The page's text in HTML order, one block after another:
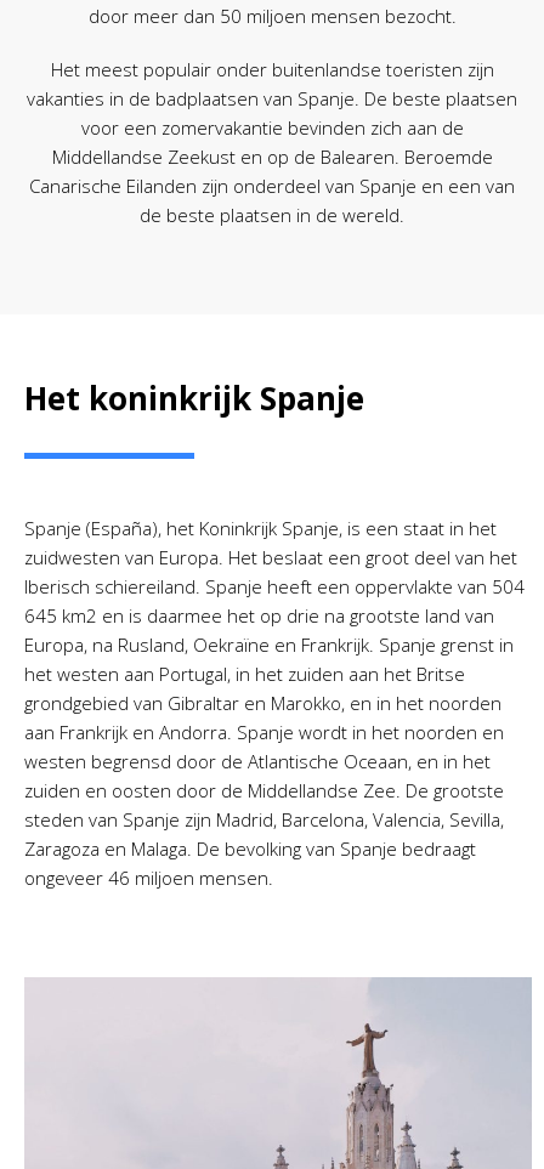
door meer dan 50 miljoen mensen bezocht.
Het meest populair onder buitenlandse toeristen zijn
vakanties in de badplaatsen van Spanje. De beste plaatsen
voor een zomervakantie bevinden zich aan de
Middellandse Zeekust en op de Balearen. Beroemde
Canarische Eilanden zijn onderdeel van Spanje en een van
de beste plaatsen in de wereld.
Het koninkrijk Spanje
Spanje (España), het Koninkrijk Spanje, is een staat in het
zuidwesten van Europa. Het beslaat een groot deel van het
Iberisch schiereiland. Spanje heeft een oppervlakte van 504
645 km2 en is daarmee het op drie na grootste land van
Europa, na Rusland, Oekraïne en Frankrijk. Spanje grenst in
het westen aan Portugal, in het zuiden aan het Britse
grondgebied van Gibraltar en Marokko, en in het noorden
aan Frankrijk en Andorra. Spanje wordt in het noorden en
westen begrensd door de Atlantische Oceaan, en in het
zuiden en oosten door de Middellandse Zee. De grootste
steden van Spanje zijn Madrid, Barcelona, Valencia, Sevilla,
Zaragoza en Malaga. De bevolking van Spanje bedraagt
ongeveer 46 miljoen mensen.